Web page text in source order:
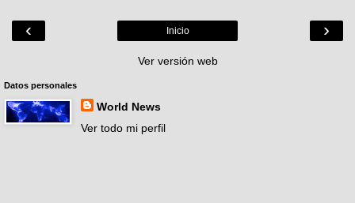
‹ ›
Inicio
Ver versión web
Datos personales
World News
Ver todo mi perfil